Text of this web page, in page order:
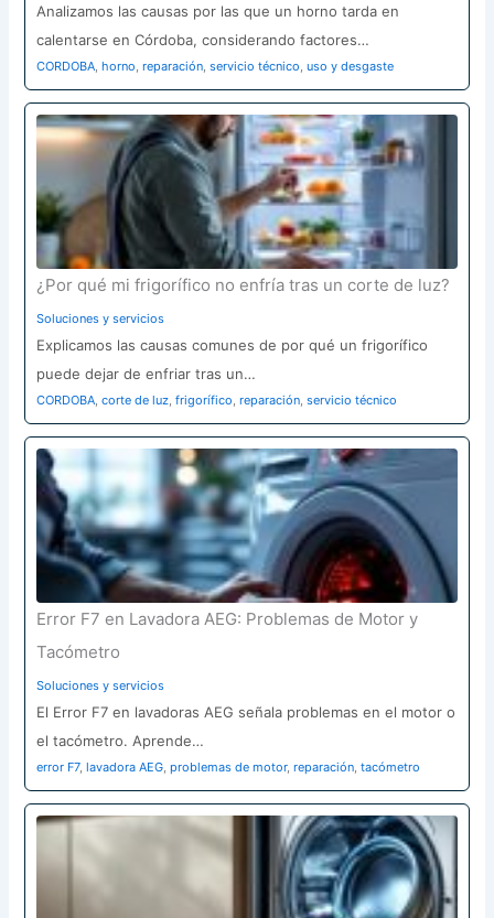
Analizamos las causas por las que un horno tarda en
calentarse en Córdoba, considerando factores…
CORDOBA ,horno ,reparación ,servicio técnico ,uso y desgaste
¿Por qué mi frigorífico no enfría tras un corte de luz?
Soluciones y servicios
Explicamos las causas comunes de por qué un frigorífico
puede dejar de enfriar tras un…
CORDOBA ,corte de luz ,frigorífico ,reparación ,servicio técnico
Error F7 en Lavadora AEG: Problemas de Motor y
Tacómetro
Soluciones y servicios
El Error F7 en lavadoras AEG señala problemas en el motor o
el tacómetro. Aprende…
error F7,lavadora AEG ,problemas de motor,reparación ,tacómetro